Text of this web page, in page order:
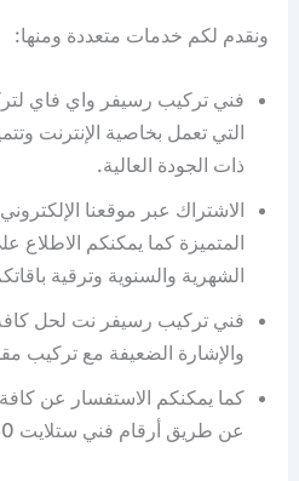
ونقدم لكم خدمات متعددة ومنها:
فني تركيب رسيفر واي فاي
التي تعمل بخاصية الإنترنت
ذات الجودة العالية.
الاشتراك عبر موقعنا
المتميزة كما يمكنكم الاطلاع
الشهرية والسنوية وترقية
فني تركيب رسيفر نت لحل
والإشارة الضعيفة مع
كما يمكنكم الاستفسار عن
عن طريق أرقام فني ستلايت 51516050.